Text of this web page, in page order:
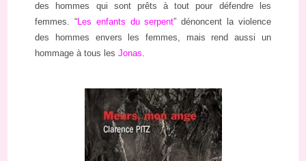
des hommes qui sont prêts à tout pour défendre les
femmes. “Les enfants du serpent” dénoncent la violence
des hommes envers les femmes, mais rend aussi un
hommage à tous lesJonas.